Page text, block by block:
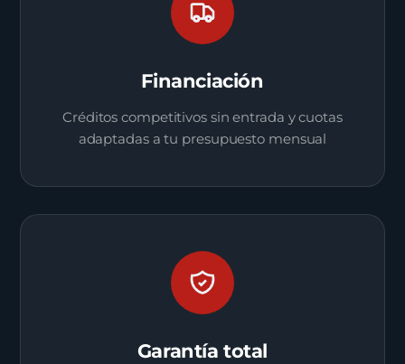
Financiación
Créditos competitivos sin entrada y cuotas
adaptadas a tu presupuesto mensual
Garantía total